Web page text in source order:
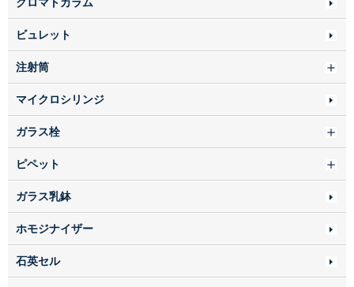
ビュレット
注射筒
マイクロシリンジ
ガラス栓
ピペット
ガラス乳鉢
ホモジナイザー
石英セル